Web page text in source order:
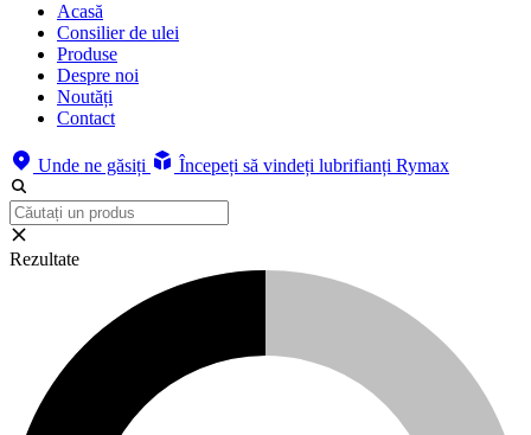
Acasă
Consilier de ulei
Produse
Despre noi
Noutăți
Contact
Unde ne găsiți Începeți să vindeți lubrifianți Rymax
Rezultate